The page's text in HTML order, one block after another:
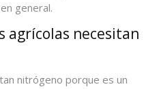
general.
agrícolas necesitan
nitrógeno porque es un